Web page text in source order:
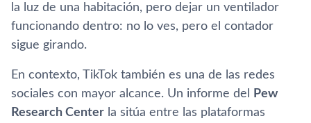
la luz de una habitación, pero dejar un ventilador
funcionando dentro: no lo ves, pero el contador
sigue girando.
En contexto, TikTok también es una de las redes
sociales con mayor alcance. Un informe del
Pew
Research Center la sitúa entre las plataformas